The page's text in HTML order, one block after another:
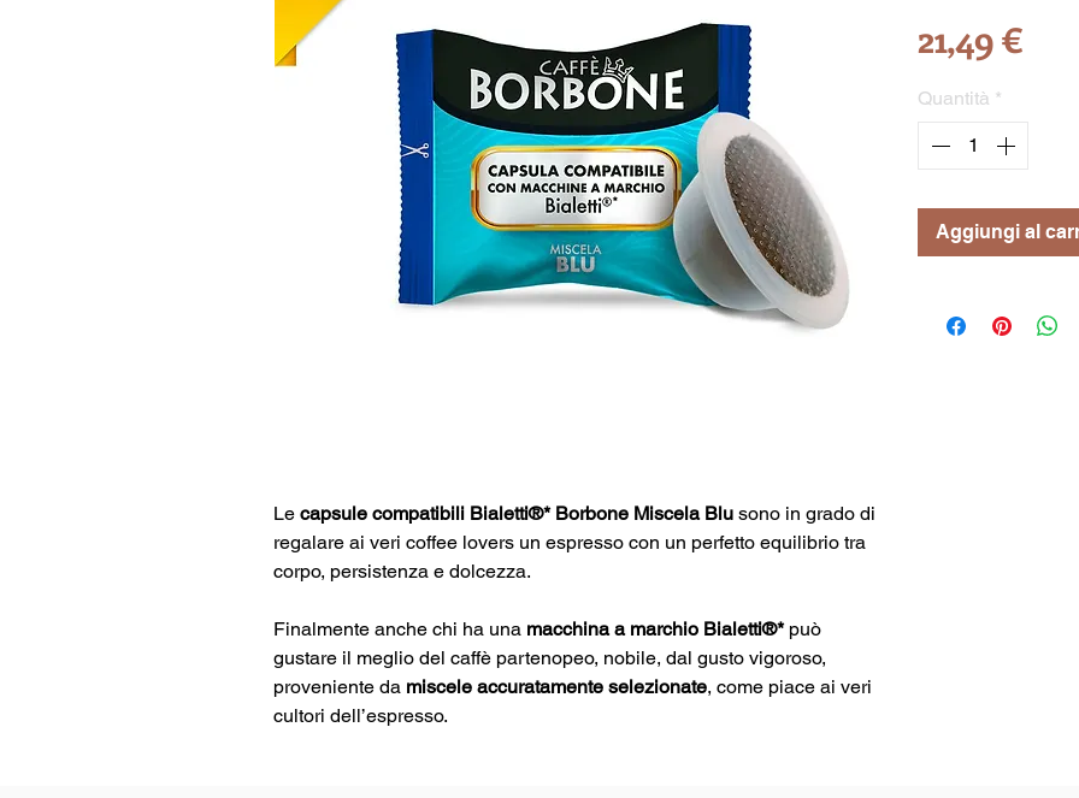
Le capsule compatibili Bialetti®* Borbone Miscela Blu sono in grado di
regalare ai veri coffee lovers un espresso con un perfetto equilibrio tra
corpo, persistenza e dolcezza.
Finalmente anche chi ha una macchina a marchio Bialetti®*può
gustare il meglio del caffè partenopeo, nobile, dal gusto vigoroso,
proveniente da miscele accuratamente selezionate, come piace ai veri
cultori dell’espresso.
21,49 €
Quantità *
Aggiungi al